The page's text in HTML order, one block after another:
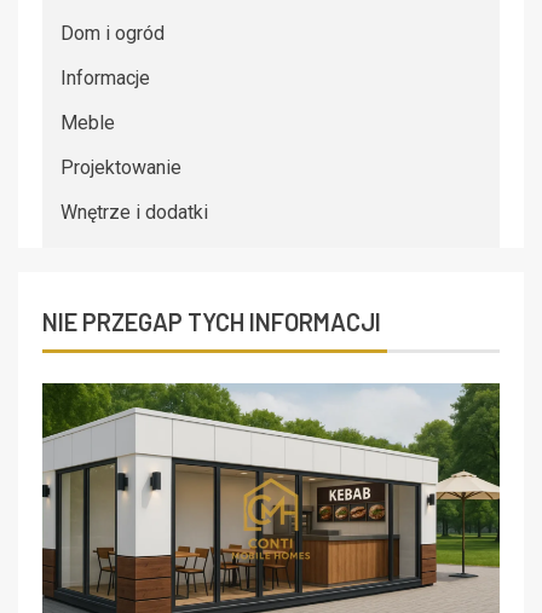
Dom i ogród
Informacje
Meble
Projektowanie
Wnętrze i dodatki
NIE PRZEGAP TYCH INFORMACJI